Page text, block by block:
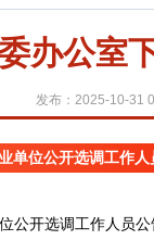
办公室
发布：2025-10-31
单位公开选调工作人
公开选调工作人员公